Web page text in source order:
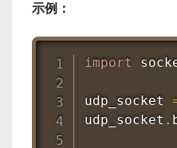
示例：
import
udp_socket
udp_socket .